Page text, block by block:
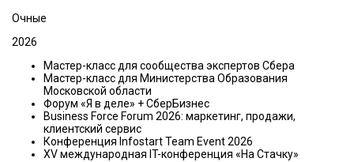
Очные
2026
Мастер-класс для сообщества экспертов Сбера
Мастер-класс для Министерства Образования
Московской области
Форум «Я в деле» + СберБизнес
Business Force Forum 2026: маркетинг, продажи,
клиентский сервис
Конференция Infostart Team Event 2026
XV международная IT-конференция «На Стачку»